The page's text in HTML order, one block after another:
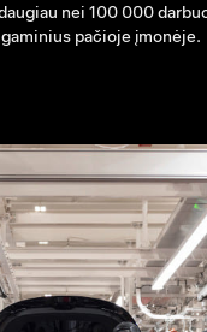
nei 100 000
pačioje įmonėje.